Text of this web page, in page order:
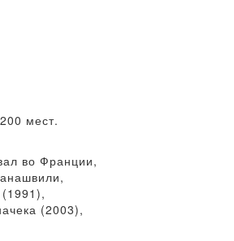
мест.
во Франции,
(1991),
(2003),